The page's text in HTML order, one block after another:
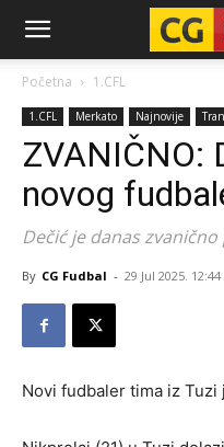
CG-
Fudbal
Početna 1.CFL
1.CFL Merkato Najnovije
ZVANIČNO:
novog
Dečić je danas
By CG Fudbal - 29 Jul 2025. 12:44
Novi fudbaler tima iz Tuzi